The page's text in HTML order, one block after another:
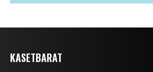
KASETBARAT